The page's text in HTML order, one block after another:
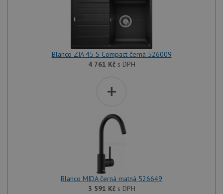
Blanco ZIA 45 S Compact černá 526009
4 761 Kčs DPH
+
Blanco MIDA černá matná 526649
3 591 Kčs DPH